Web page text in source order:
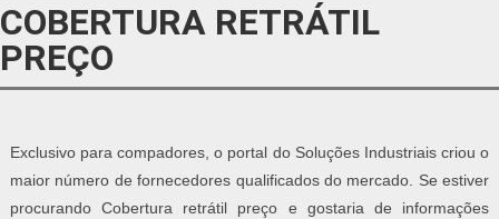
COBERTURA RETRÁTIL
PREÇO
Exclusivo para compadores, o portal do Soluções Industriais criou o
maior número de fornecedores qualificados do mercado. Se estiver
procurando Cobertura retrátil preço e gostaria de informações